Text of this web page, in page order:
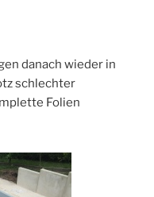
danach wieder in
schlechter
Folien